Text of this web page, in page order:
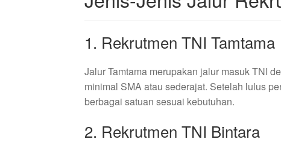
1. Rekrutmen TNI Tamtama
Jalur Tamtama merupakan jalur masuk TNI
minimal SMA atau sederajat. Setelah lulus
berbagai satuan sesuai kebutuhan.
2. Rekrutmen TNI Bintara